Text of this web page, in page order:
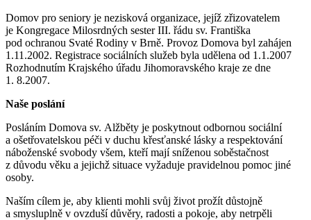
Domov pro seniory je nezisková organizace, jejíž zřizovatelem
je Kongregace Milosrdných sester III. řádu sv. Františka
pod ochranou Svaté Rodiny v Brně. Provoz Domova byl zahájen
1.11.2002. Registrace sociálních služeb byla udělena od 1.1.2007
Rozhodnutím Krajského úřadu Jihomoravského kraje ze dne
1. 8.2007.
Naše poslání
Posláním Domova sv. Alžběty je poskytnout odbornou sociální
a ošetřovatelskou péči v duchu křesťanské lásky a respektování
náboženské svobody všem, kteří mají sníženou soběstačnost
z důvodu věku a jejichž situace vyžaduje pravidelnou pomoc jiné
osoby.
Naším cílem je, aby klienti mohli svůj život prožít důstojně
a smysluplně v ovzduší důvěry, radosti a pokoje, aby netrpěli